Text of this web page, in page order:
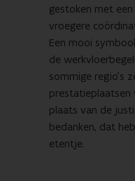
gestoken met
vroegere
Een mooi
de
sommige regio’s
prestatieplaatsen
plaats van de
bedanken, dat
etentje.